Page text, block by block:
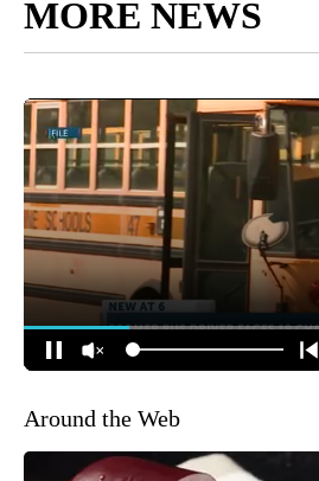
MORE NEWS
Around the Web